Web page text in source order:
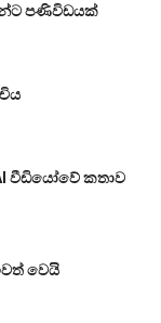
පණිවිඩයක්
වීඩියෝවේ කතාව
වෙයි